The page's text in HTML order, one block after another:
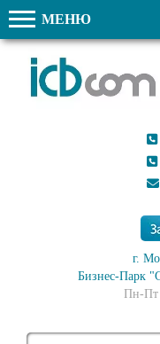
МЕНЮ
г.
Бизнес-Парк
Пн-Пт